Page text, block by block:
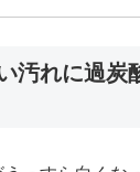
汚れに過炭